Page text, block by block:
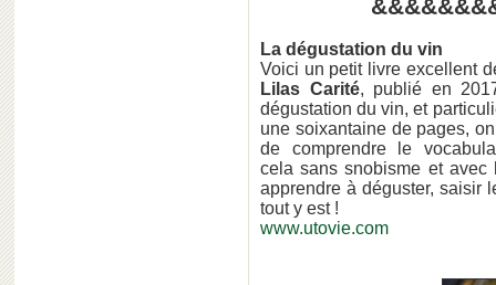
La dégustation du vin
Voici un petit livre excellent
Lilas Carité, publié en
dégustation du vin, et
une soixantaine de pages,
de comprendre le
cela sans snobisme et avec
apprendre à déguster, saisir
tout y est !
www.utovie.com